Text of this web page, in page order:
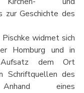
zur Geschichte des
widmet sich
Homburg und in
dem Ort
Schriftquellen des
eines